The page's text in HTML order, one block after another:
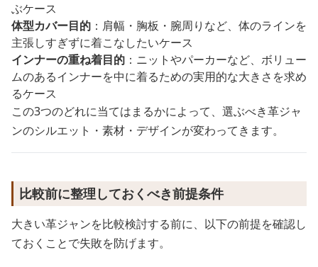
ぶケース
体型カバー目的 ：肩幅・胸板・腕周りなど、体のラインを
主張しすぎずに着こなしたいケース
インナーの重ね着目的 ：ニットやパーカーなど、ボリュー
ムのあるインナーを中に着るための実用的な大きさを求め
るケース
この3つのどれに当てはまるかによって、選ぶべき革ジャ
ンのシルエット・素材・デザインが変わってきます。
比較前に整理しておくべき前提条件
大きい革ジャンを比較検討する前に、以下の前提を確認し
ておくことで失敗を防げます。